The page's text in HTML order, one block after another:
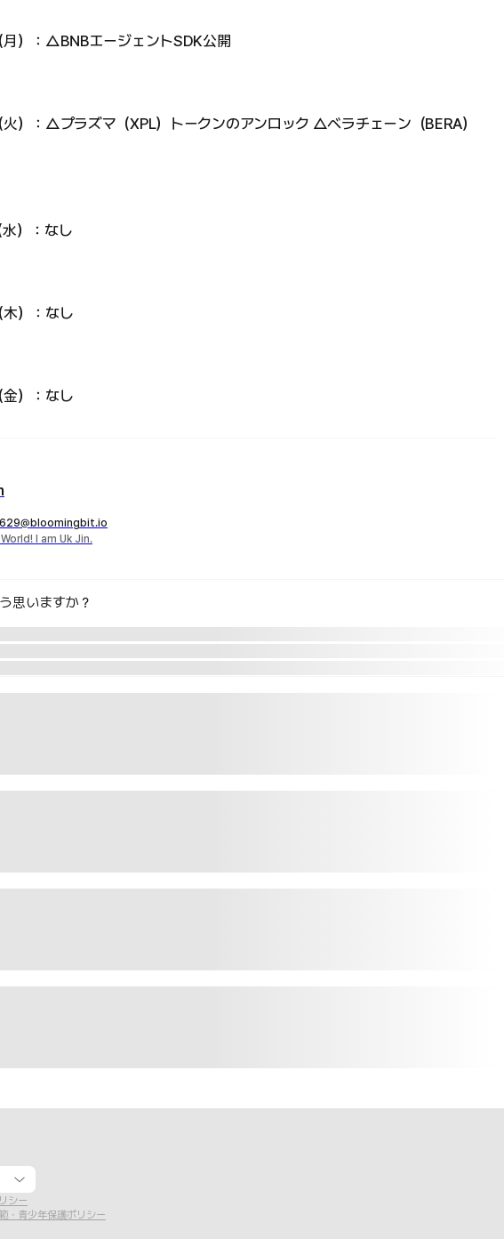
）：△BNBエージェントSDK公開
）：△プラズマ（XPL）トークンのアンロック △ベラチェーン（BERA）
）：なし
）：なし
）：なし
World! I am Uk Jin.
思いますか？
シー
・青少年保護ポリシー